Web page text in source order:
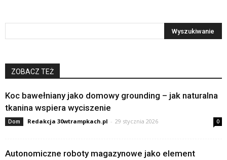
ZOBACZ TEŻ
Koc bawełniany jako domowy grounding – jak naturalna
tkanina wspiera wyciszenie
Dom Redakcja 30wtrampkach.pl - 29 stycznia 2026 0
Autonomiczne roboty magazynowe jako element